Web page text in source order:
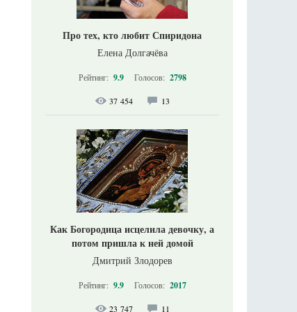
Про тех, кто любит Спиридона
Елена Долгачёва
Рейтинг: 9.9 Голосов: 2798
37 454 13
Как Богородица исцелила девочку, а
потом пришла к ней домой
Дмитрий Злодорев
Рейтинг: 9.9 Голосов: 2017
23 747 11